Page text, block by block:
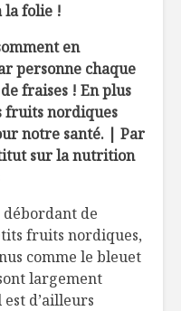
la folie !
en
personne chaque
fraises ! En plus
fruits nordiques
notre santé. | Par
sur la nutrition
de
fruits nordiques,
comme le bleuet
largement
d’ailleurs
jambon
Mouton